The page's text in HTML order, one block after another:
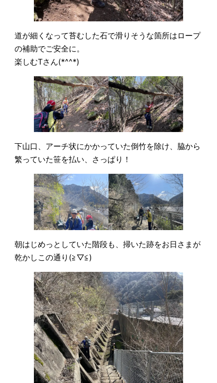
道が細くなって苔むした石で滑りそうな箇所はロープ
の補助でご安全に。
楽しむTさん(*^^*)
下山口、アーチ状にかかっていた倒竹を除け、脇から
繁っていた笹を払い、さっぱり！
朝はじめっとしていた階段も、掃いた跡をお日さまが
乾かしこの通り(≧▽≦)